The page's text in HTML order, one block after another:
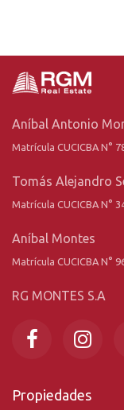
Aníbal Antonio
Matrícula CUCICBA N°
Tomás Alejandro
Matrícula CUCICBA N°
Aníbal Montes
Matrícula CUCICBA N°
RG MONTES S.A
Propiedades